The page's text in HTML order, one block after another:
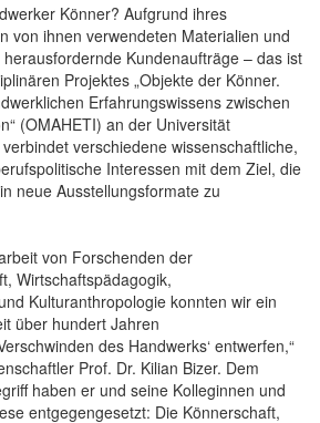
Könner? Aufgrund ihres
von ihnen verwendeten Materialien und
Kundenaufträge – das ist
Projektes „Objekte der Könner.
Erfahrungswissens zwischen
(OMAHETI) an der Universität
verschiedene wissenschaftliche,
Interessen mit dem Ziel, die
neue Ausstellungsformate zu
von Forschenden der
Wirtschaftspädagogik,
Kulturanthropologie konnten wir ein
über hundert Jahren
des Handwerks‘ entwerfen,“
Prof. Dr. Kilian Bizer. Dem
haben er und seine Kolleginnen und
entgegengesetzt: Die Könnerschaft,